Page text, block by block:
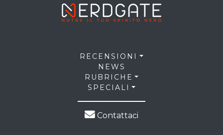
RECENSIONI
NEWS
RUBRICHE
SPECIALI
Contattaci